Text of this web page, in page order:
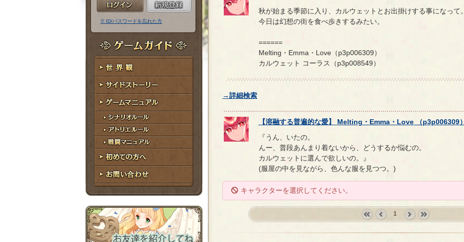
ル
ア
ド
レ
ス
ス
ー
ド
※ ID/パスワードを忘れた方
ゲームガイド
世界観
サイドストーリー
ゲームマニュアル
シナリオルール
アトリエルール
戦闘マニュアル
初めての方へ
お問い合わせ
秋が始まる季節に入り、カルウェットとお出掛けする事になって。
今日は幻想の街を食べ歩きするみたい。
======
Melting・Emma・Love（p3p006309）
カルウェット コーラス（p3p008549）
→詳細検索
【溶融する普遍的な愛】 Melting ・ Emma・ Love（p3p006309）
『うん、いたの。
んー、普段あんまり着ないから、どうするか悩むの。
カルウェットに選んで欲しいの。』
(服屋の中を見ながら、色んな服を見つつ。)
キャラクターを選択してください。
1